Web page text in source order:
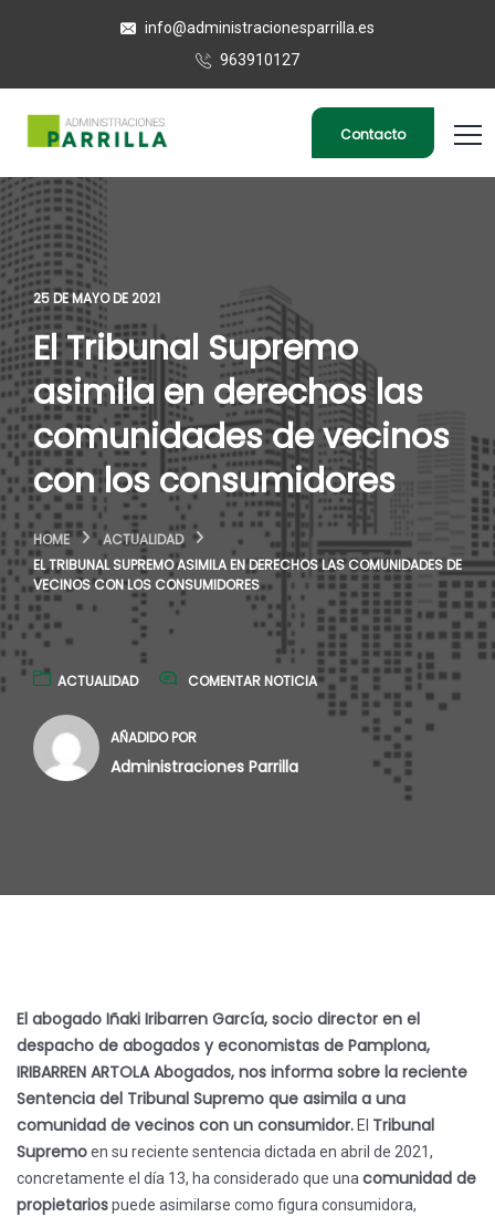
info@administracionesparrilla.es
963910127
Contacto
25 DE MAYO DE 2021
El Tribunal Supremo
asimila en derechos las
comunidades de vecinos
con los consumidores
HOME
ACTUALIDAD
EL TRIBUNAL SUPREMO ASIMILA EN DERECHOS LAS COMUNIDADES DE
VECINOS CON LOS CONSUMIDORES
ACTUALIDAD COMENTAR NOTICIA
AÑADIDO POR
Administraciones Parrilla
El abogado Iñaki Iribarren García, socio director en el
despacho de abogados y economistas de Pamplona,
IRIBARREN ARTOLA Abogados, nos informa sobre la reciente
Sentencia del Tribunal Supremo que asimila a una
comunidad de vecinos con un consumidor. El Tribunal
Supremoen su reciente sentencia dictada en abril de 2021,
concretamente el día 13, ha considerado que una comunidad de
propietariospuede asimilarse como figura consumidora,